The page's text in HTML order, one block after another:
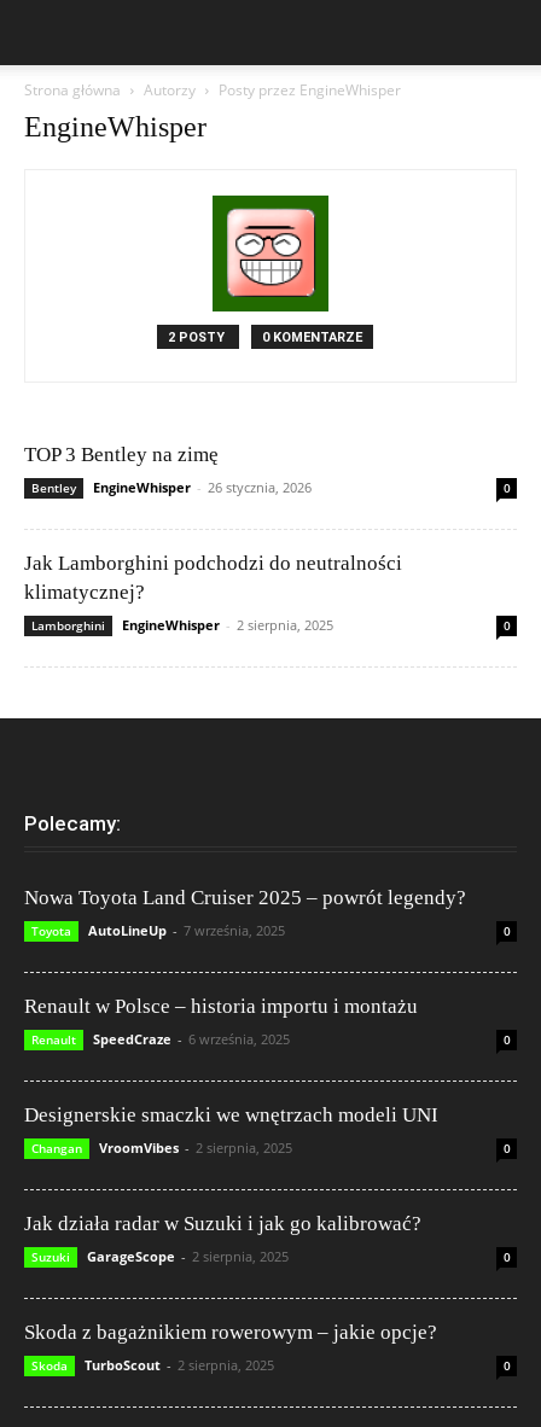
Strona główna Autorzy Posty przez EngineWhisper
EngineWhisper
2 POSTY 0 KOMENTARZE
TOP 3 Bentley na zimę
Bentley EngineWhisper - 26 stycznia, 2026 0
Jak Lamborghini podchodzi do neutralności
klimatycznej?
Lamborghini EngineWhisper - 2 sierpnia, 2025 0
Polecamy:
Nowa Toyota Land Cruiser 2025 – powrót legendy?
Toyota AutoLineUp - 7 września, 2025 0
Renault w Polsce – historia importu i montażu
Renault SpeedCraze - 6 września, 2025 0
Designerskie smaczki we wnętrzach modeli UNI
Changan VroomVibes - 2 sierpnia, 2025 0
Jak działa radar w Suzuki i jak go kalibrować?
Suzuki GarageScope - 2 sierpnia, 2025 0
Skoda z bagażnikiem rowerowym – jakie opcje?
Skoda TurboScout - 2 sierpnia, 2025 0